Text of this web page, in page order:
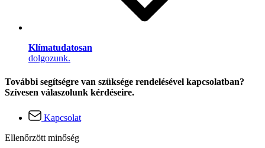
Klímatudatosan
dolgozunk.
További segítségre van szüksége rendelésével kapcsolatban?
Szívesen válaszolunk kérdéseire.
Kapcsolat
Ellenőrzött minőség